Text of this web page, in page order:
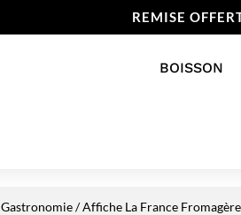
REMISE
BOISSON
Gastronomie/ Affiche La France Fromagère